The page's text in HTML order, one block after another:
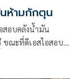
ห้ามกักตุน
สอบคลังน้ำมัน
ขณะที่ดีเอสไอสอบ